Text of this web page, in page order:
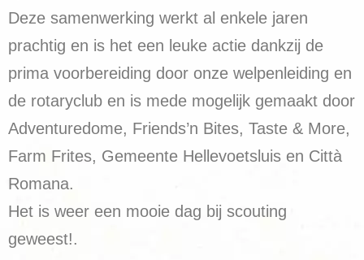
Deze samenwerking werkt al enkele jaren
prachtig en is het een leuke actie dankzij de
prima voorbereiding door onze welpenleiding en
de rotaryclub en is mede mogelijk gemaakt door
Adventuredome, Friends’n Bites, Taste & More,
Farm Frites, Gemeente Hellevoetsluis en Città
Romana.
Het is weer een mooie dag bij scouting
geweest!.